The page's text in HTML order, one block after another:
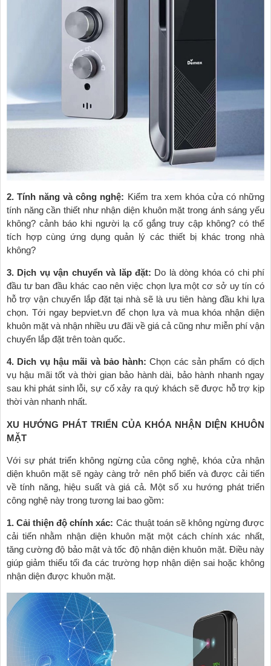
2. Tính năng và công nghệ: Kiểm tra xem khóa cửa có những
tính năng cần thiết như nhận diện khuôn mặt trong ánh sáng yếu
không? cảnh báo khi người lạ cố gắng truy cập không? có thể
tích hợp cùng ứng dụng quản lý các thiết bị khác trong nhà
không?
3. Dịch vụ vận chuyển và lăp đặt: Do là dòng khóa có chi phí
đầu tư ban đầu khác cao nên việc chọn lựa một cơ sở uy tín có
hỗ trợ vận chuyển lắp đặt tại nhà sẽ là ưu tiên hàng đầu khi lựa
chọn. Tới ngay bepviet.vn để chọn lựa và mua khóa nhận diện
khuôn mặt và nhận nhiều ưu đãi về giá cả cũng như miễn phí vận
chuyển lắp đặt trên toàn quốc.
4. Dich vụ hậu mãi và bảo hành: Chọn các sản phẩm có dịch
vụ hậu mãi tốt và thời gian bảo hành dài, bảo hành nhanh ngay
sau khi phát sinh lỗi, sự cố xảy ra quý khách sẽ được hỗ trợ kịp
thời vàn nhanh nhất.
XU HƯỚNG PHÁT TRIỂN CỦA KHÓA NHẬN DIỆN KHUÔN
MẶT
Với sự phát triển không ngừng của công nghệ, khóa cửa nhận
diện khuôn mặt sẽ ngày càng trở nên phổ biến và được cải tiến
về tính năng, hiệu suất và giá cả. Một số xu hướng phát triển
công nghệ này trong tương lai bao gồm:
1. Cải thiện độ chính xác: Các thuật toán sẽ không ngừng được
cải tiến nhằm nhận diện khuôn mặt một cách chính xác nhất,
tăng cường độ bảo mật và tốc độ nhận diện khuôn mặt. Điều này
giúp giảm thiểu tối đa các trường hợp nhận diện sai hoặc không
nhận diện được khuôn mặt.